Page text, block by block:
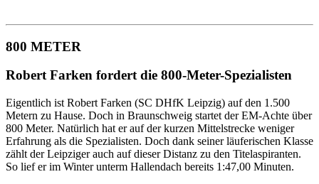
800 METER
Robert Farken fordert die 800-Meter-Spezialisten
Eigentlich ist Robert Farken (SC DHfK Leipzig) auf den 1.500
Metern zu Hause. Doch in Braunschweig startet der EM-Achte über
800 Meter. Natürlich hat er auf der kurzen Mittelstrecke weniger
Erfahrung als die Spezialisten. Doch dank seiner läuferischen Klasse
zählt der Leipziger auch auf dieser Distanz zu den Titelaspiranten.
So lief er im Winter unterm Hallendach bereits 1:47,00 Minuten.